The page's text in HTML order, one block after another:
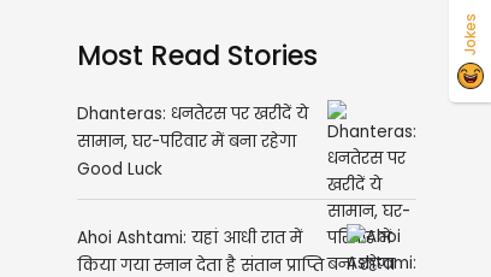
Most Read Stories
Dhanteras: धनतेरस पर खरीदें ये
सामान, घर-परिवार में बना रहेगा
Jokes